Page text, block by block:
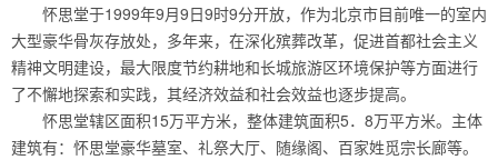
怀思堂于1999年9月9日9时9分开放，作为北京市目前唯一的室内
大型豪华骨灰存放处，多年来，在深化殡葬改革，促进首都社会主义
精神文明建设，最大限度节约耕地和长城旅游区环境保护等方面进行
了不懈地探索和实践，其经济效益和社会效益也逐步提高。
怀思堂辖区面积15万平方米，整体建筑面积5．8万平方米。主体
建筑有：怀思堂豪华墓室、礼祭大厅、随缘阁、百家姓觅宗长廊等。